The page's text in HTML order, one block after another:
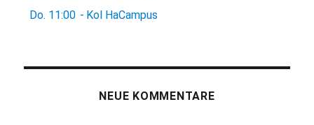
Do. 11:00 - Kol HaCampus
NEUE KOMMENTARE